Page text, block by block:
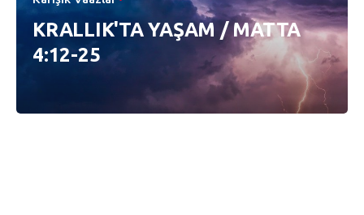
KRALLIK'TA YAŞAM / MATTA
4:12-25